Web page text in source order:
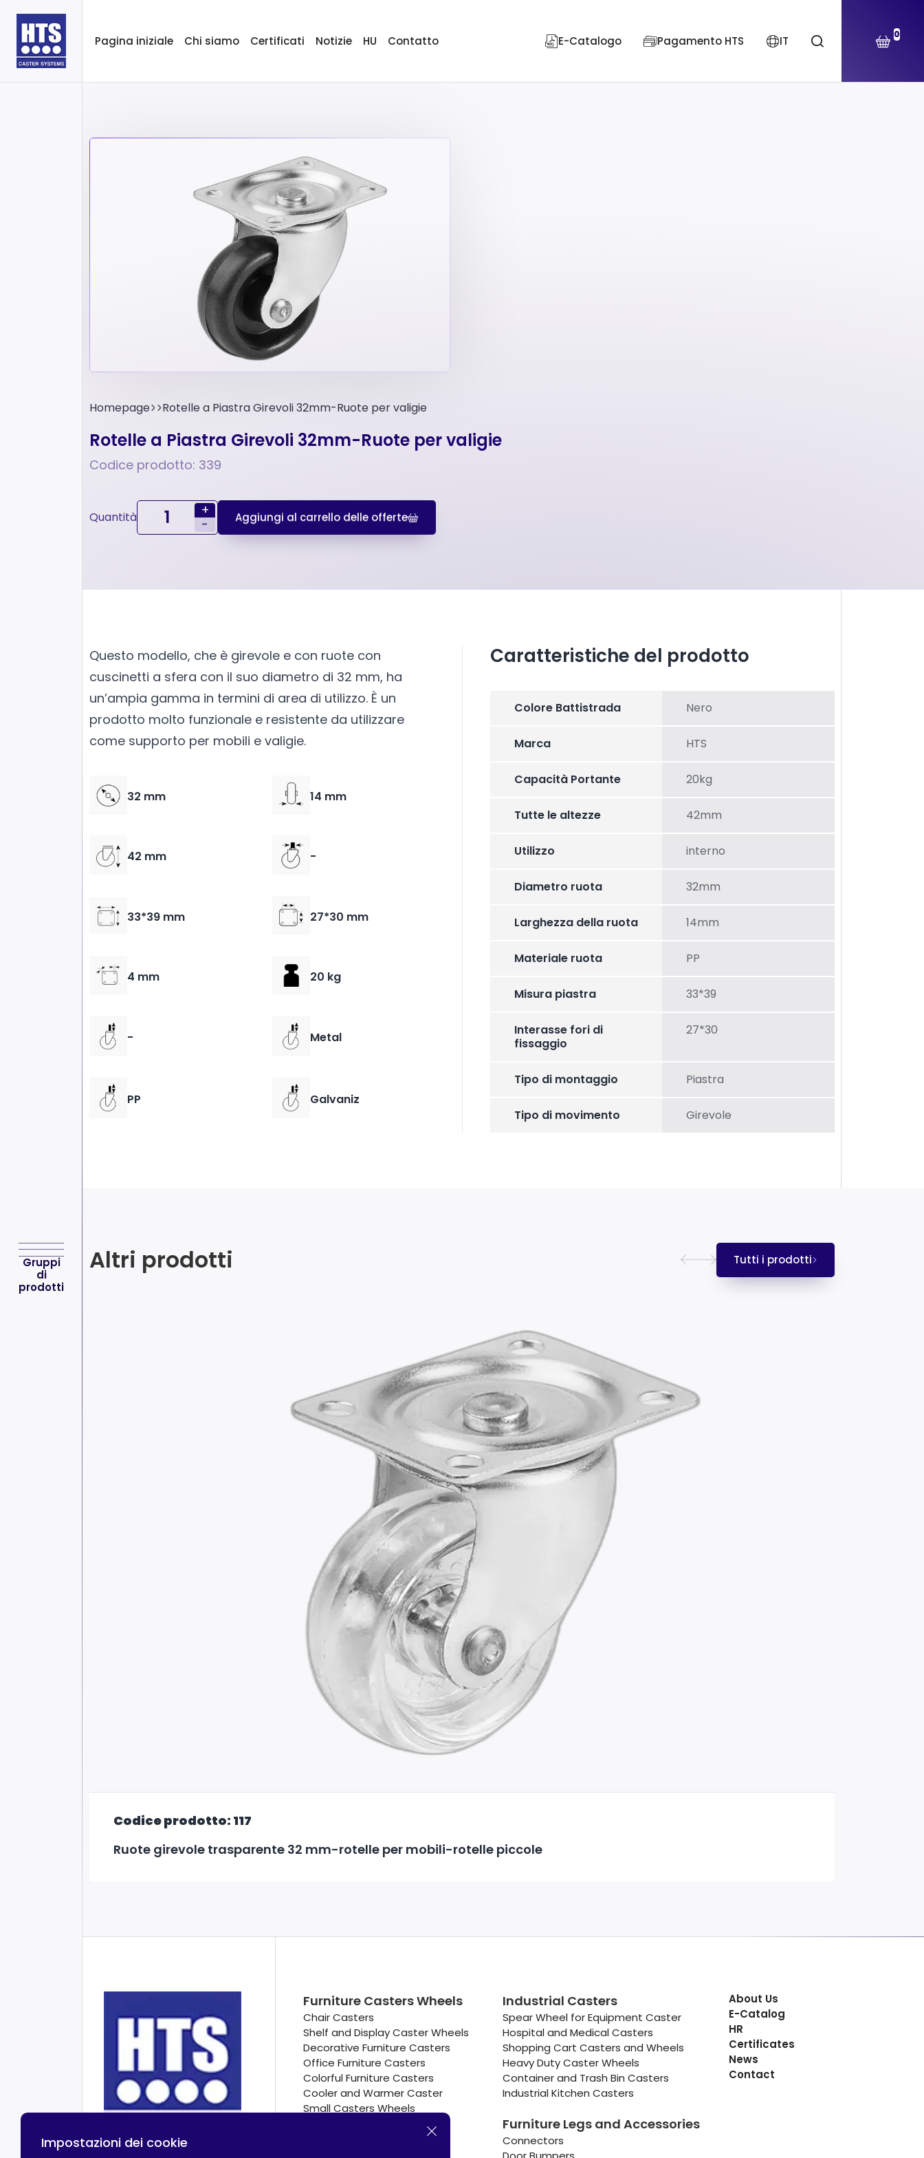
Pagina iniziale Chi siamo Certificati Notizie HU Contatto E-Catalogo Pagamento HTS IT 0
Gruppi
di
prodotti
Homepage Rotelle a Piastra Girevoli 32mm-Ruote per valigie
Rotelle a Piastra Girevoli 32mm-Ruote per valigie
Codice prodotto: 339
Quantità
+
-
Aggiungi al carrello delle offerte
Questo modello, che è girevole e con ruote con
cuscinetti a sfera con il suo diametro di 32 mm, ha
un’ampia gamma in termini di area di utilizzo. È un
prodotto molto funzionale e resistente da utilizzare
come supporto per mobili e valigie.
32 mm 14 mm
42 mm -
33*39 mm 27*30 mm
4 mm 20 kg
- Metal
PP Galvaniz
Caratteristiche del prodotto
Colore Battistrada Nero
Marca HTS
Capacità Portante 20kg
Tutte le altezze 42mm
Utilizzo interno
Diametro ruota 32mm
Larghezza della ruota 14mm
Materiale ruota PP
Misura piastra 33*39
Interasse fori di
fissaggio
27*30
Tipo di montaggio Piastra
Tipo di movimento Girevole
Altri prodotti Tutti i prodotti
Codice prodotto: 117
Ruote girevole trasparente 32 mm-rotelle per mobili-rotelle piccole
Furniture Casters Wheels
Chair Casters
Shelf and Display Caster Wheels
Decorative Furniture Casters
Office Furniture Casters
Colorful Furniture Casters
Cooler and Warmer Caster
Small Casters Wheels
Hotel Equipment Casters
Industrial Casters
Spear Wheel for Equipment Caster
Hospital and Medical Casters
Shopping Cart Casters and Wheels
Heavy Duty Caster Wheels
Container and Trash Bin Casters
Industrial Kitchen Casters
Furniture Legs and Accessories
Connectors
About Us
E-Catalog
HR
Certificates
News
Contact
Impostazioni dei cookie